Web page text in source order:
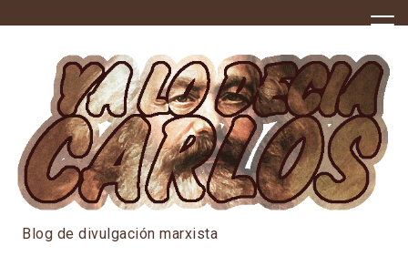
to
Blog de divulgación marxista